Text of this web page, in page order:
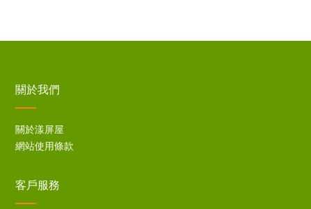
關於我們
關於漾屏屋
網站使用條款
客戶服務